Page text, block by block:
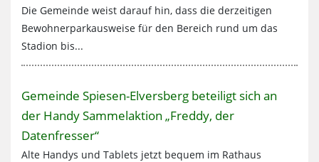
Die Gemeinde weist darauf hin, dass die derzeitigen
Bewohnerparkausweise für den Bereich rund um das
Stadion bis...
Mehr zum Thema:
Gemeinde Spiesen-Elversberg beteiligt sich an
der Handy Sammelaktion „Freddy, der
Datenfresser“
Alte Handys und Tablets jetzt bequem im Rathaus